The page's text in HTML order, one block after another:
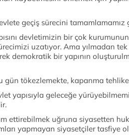
geçiş sürecini tamamlamamız
devletimizin bir çok
uzatıyor. Ama yılmadan
demokratik bir yapının
gün tökezlemekte, kapanma
yapısıyla geleceğe
ettirebilmek uğruna siyasetten
yapmayan siyasetçiler tasfiye